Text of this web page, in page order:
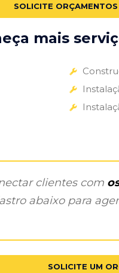
SOLICITE
mais
clientes com
abaixo para
SOLICITE UM